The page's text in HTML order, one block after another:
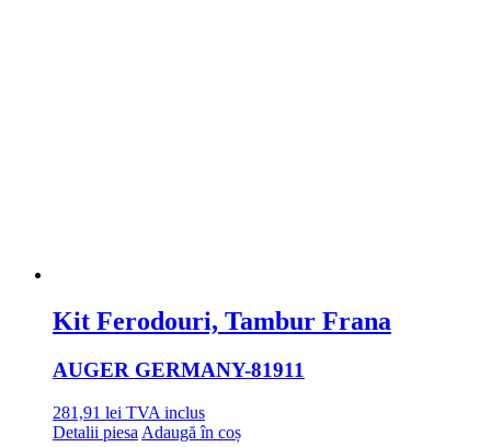
Kit Ferodouri, Tambur Frana
AUGER GERMANY-81911
281,91 lei TVA inclus
Detalii piesa Adaugă în coș